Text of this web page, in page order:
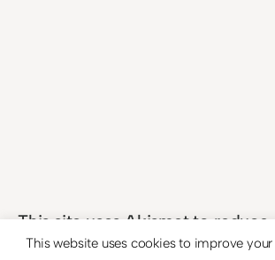
This site uses Akismet to reduce
how your comment data is
This website uses cookies to improve your